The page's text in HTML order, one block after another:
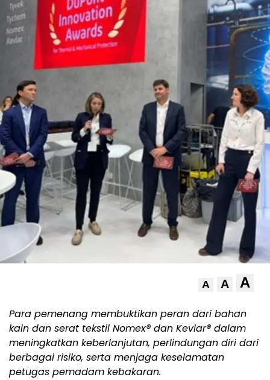
A A A
Para pemenang membuktikan peran dari bahan
kain dan serat tekstil Nomex® dan Kevlar® dalam
meningkatkan keberlanjutan, perlindungan diri dari
berbagai risiko, serta menjaga keselamatan
petugas pemadam kebakaran.